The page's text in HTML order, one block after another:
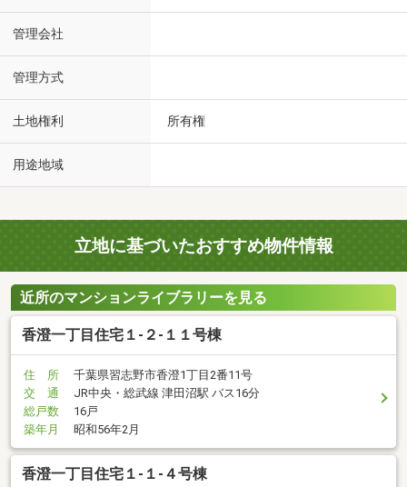
管理会社
管理方式
土地権利 所有権
用途地域
立地に基づいたおすすめ物件情報
近所のマンションライブラリーを見る
香澄一丁目住宅１-２-１１号棟
住 所
千葉県習志野市香澄1丁目2番11号
交 通
JR中央・総武線 津田沼駅 バス16分
総戸数
16戸
築年月
昭和56年2月
香澄一丁目住宅１-１-４号棟